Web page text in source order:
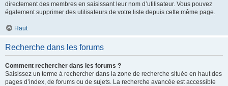
directement des membres en saisissant leur nom d’utilisateur. Vous pouvez
également supprimer des utilisateurs de votre liste depuis cette même page.
Haut
Recherche dans les forums
Comment rechercher dans les forums ?
Saisissez un terme à rechercher dans la zone de recherche située en haut des
pages d’index, de forums ou de sujets. La recherche avancée est accessible